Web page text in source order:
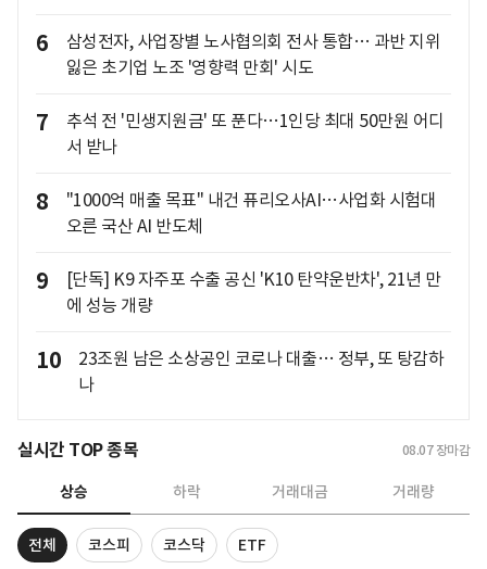
6
삼성전자, 사업장별 노사협의회 전사 통합… 과반 지위
잃은 초기업 노조 '영향력 만회' 시도
7
추석 전 '민생지원금' 또 푼다…1인당 최대 50만원 어디
서 받나
8
"1000억 매출 목표" 내건 퓨리오사AI…사업화 시험대
오른 국산 AI 반도체
9
[단독] K9 자주포 수출 공신 'K10 탄약운반차', 21년 만
에 성능 개량
10
23조원 남은 소상공인 코로나 대출… 정부, 또 탕감하
나
실시간 TOP 종목 08.07 장마감
상승 하락 거래대금 거래량
전체 코스피 코스닥 ETF